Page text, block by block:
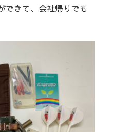
できて、会社帰りでも